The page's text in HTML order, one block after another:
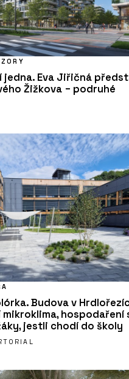
jedna. Eva Jiřičná
Žižkova − podruhé
Budova v
hospodaření
jestli chodí do školy